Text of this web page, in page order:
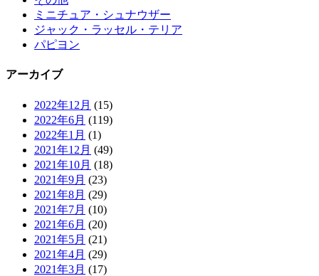
ミニチュア・シュナウザー
ジャック・ラッセル・テリア
パピヨン
アーカイブ
2022年12月 (15)
2022年6月 (119)
2022年1月 (1)
2021年12月 (49)
2021年10月 (18)
2021年9月 (23)
2021年8月 (29)
2021年7月 (10)
2021年6月 (20)
2021年5月 (21)
2021年4月 (29)
2021年3月 (17)